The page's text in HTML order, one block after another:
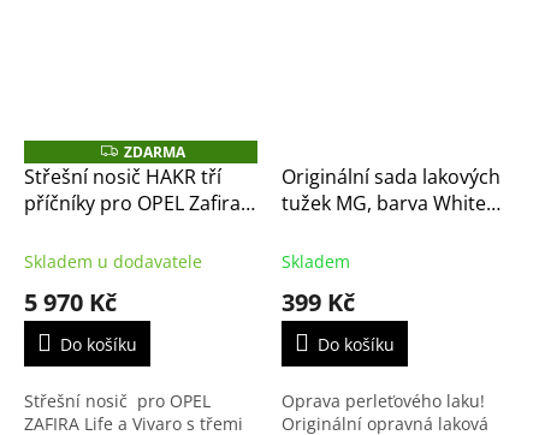
Z
D
A
R
ZDARMA
Střešní nosič HAKR tří
příčníky pro OPEL Zafira,
Skladem u dodavatele
5 970 Kč
Do košíku
Střešní nosič pro OPEL
ZAFIRA Life a Vivaro s třemi
Originální sada lakových
tužek MG, barva White
Skladem
399 Kč
Do košíku
Oprava perleťového laku!
Originální opravná laková